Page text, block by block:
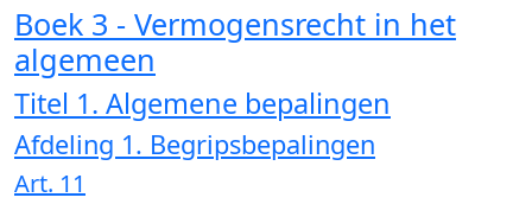
Boek 3 - Vermogensrecht in het
algemeen
Titel 1. Algemene bepalingen
Afdeling 1. Begripsbepalingen
Art. 11